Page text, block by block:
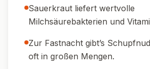
Sauerkraut liefert wertvolle
Milchsäurebakterien und
Zur Fastnacht gibt’s
oft in großen Mengen.